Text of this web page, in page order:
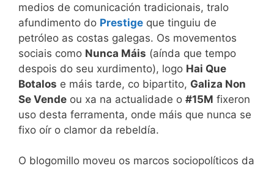
medios de comunicación tradicionais, tralo
afundimento do Prestige que tinguiu de
petróleo as costas galegas. Os movementos
sociais como Nunca Máis (aínda que tempo
despois do seu xurdimento), logo Hai Que
Botalos e máis tarde, co bipartito, Galiza Non
Se Vende ou xa na actualidade o #15M fixeron
uso desta ferramenta, onde máis que nunca se
fixo oír o clamor da rebeldía.
O blogomillo moveu os marcos sociopolíticos da